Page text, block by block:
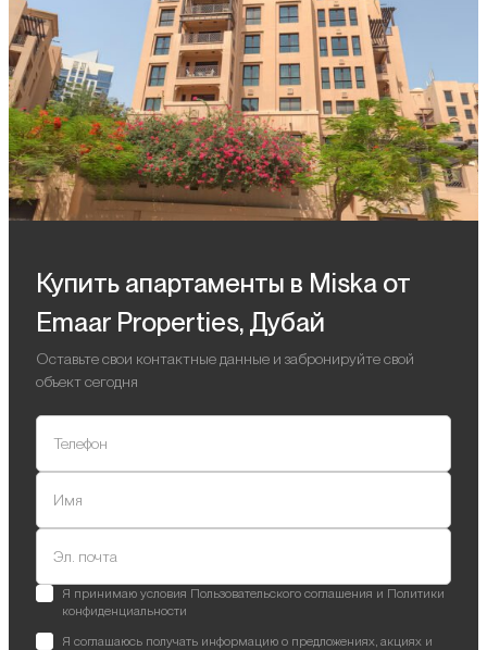
Купить апартаменты в Miska от
Emaar Properties, Дубай
Оставьте свои контактные данные и забронируйте свой
объект сегодня
Телефон
Имя
Эл. почта
Я принимаю условия Пользовательского соглашения и Политики
конфиденциальности
Я соглашаюсь получать информацию о предложениях, акциях и